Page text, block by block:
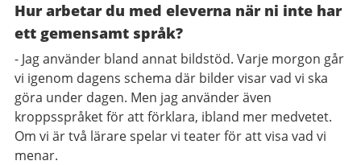
Hur arbetar du med eleverna när ni inte har
ett gemensamt språk?
- Jag använder bland annat bildstöd. Varje morgon går
vi igenom dagens schema där bilder visar vad vi ska
göra under dagen. Men jag använder även
kroppsspråket för att förklara, ibland mer medvetet.
Om vi är två lärare spelar vi teater för att visa vad vi
menar.